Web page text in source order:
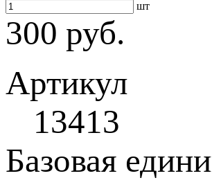
шт
300 руб.
Артикул
13413
Базовая